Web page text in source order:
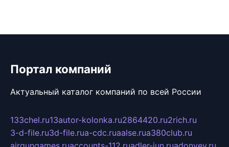
Портал компаний
Актуальный каталог компаний по всей России
133chel.ru13autor-kolonka.ru2864420.ru2rich.ru
3-d-file.ru3d-file.rua-cdc.ruaalse.rua380club.ru